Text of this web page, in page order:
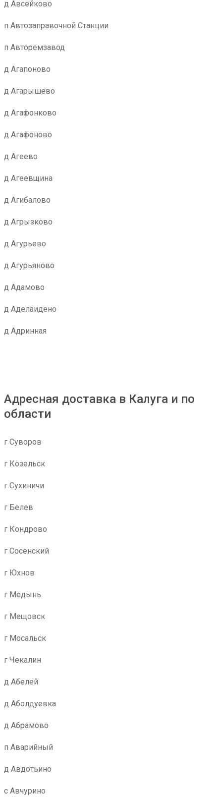
д Авсейково
п Автозаправочной Станции
п Авторемзавод
д Агапоново
д Агарышево
д Агафонково
д Агафоново
д Агеево
д Агеевщина
д Агибалово
д Агрызково
д Агурьево
д Агурьяново
д Адамово
д Аделаидено
д Адринная
Адресная доставка в Калуга и по
области
г Суворов
г Козельск
г Сухиничи
г Белев
г Кондрово
г Сосенский
г Юхнов
г Медынь
г Мещовск
г Мосальск
г Чекалин
д Абелей
д Аболдуевка
д Абрамово
п Аварийный
д Авдотьино
с Авчурино